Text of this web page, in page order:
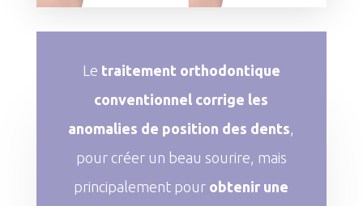
Le traitement orthodontique
conventionnel corrige les
anomalies de position des dents
pour créer un beau sourire, mais
principalement pour obtenir une